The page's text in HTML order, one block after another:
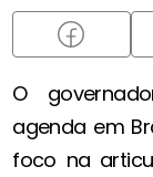
O
agenda em
foco na